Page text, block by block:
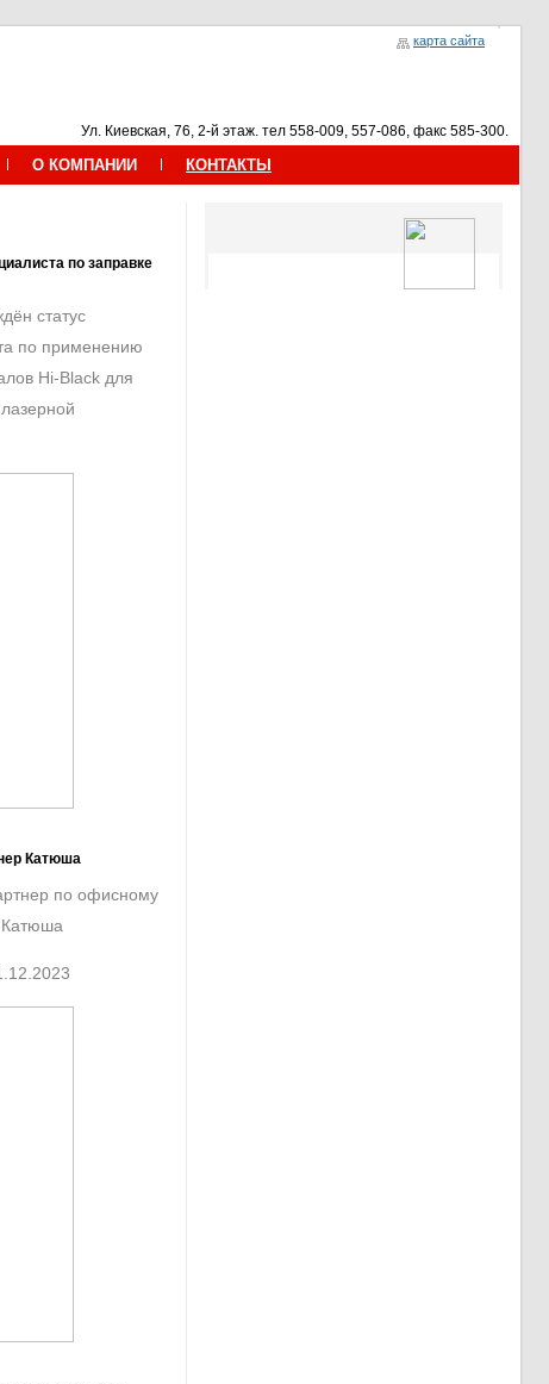
карта сайта
Ул. Киевская, 76, 2-й этаж. тел 558-009, 557-086, факс 585-300.
О КОМПАНИИ КОНТАКТЫ
по заправке
статус
по применению
Hi-Black для
Катюша
по офисному
Катюша